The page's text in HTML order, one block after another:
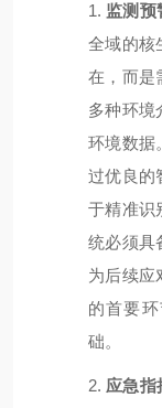
1. 监测预
全域的核
在，而是
多种环境
环境数据
过优良的
于精准识
统必须具
为后续应
的首要
础。
2. 应急指